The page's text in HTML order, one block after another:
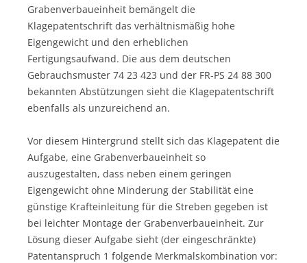
Grabenverbaueinheit bemängelt die
Klagepatentschrift das verhältnismäßig hohe
Eigengewicht und den erheblichen
Fertigungsaufwand. Die aus dem deutschen
Gebrauchsmuster 74 23 423 und der FR-PS 24 88 300
bekannten Abstützungen sieht die Klagepatentschrift
ebenfalls als unzureichend an.
Vor diesem Hintergrund stellt sich das Klagepatent die
Aufgabe, eine Grabenverbaueinheit so
auszugestalten, dass neben einem geringen
Eigengewicht ohne Minderung der Stabilität eine
günstige Krafteinleitung für die Streben gegeben ist
bei leichter Montage der Grabenverbaueinheit. Zur
Lösung dieser Aufgabe sieht (der eingeschränkte)
Patentanspruch 1 folgende Merkmalskombination vor: